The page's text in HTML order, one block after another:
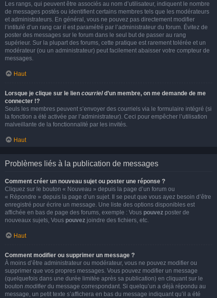
Les rangs, qui peuvent être associés au nom d’utilisateur, indiquent le nombre
de messages postés ou identifient certains membres tels que les modérateurs
et administrateurs. En général, vous ne pouvez pas directement modifier
l’intitulé d’un rang car il est paramétré par l’administrateur du forum. Évitez de
poster des messages sur le forum dans le seul but de passer au rang
supérieur. Sur la plupart des forums, cette pratique est rarement tolérée et un
modérateur (ou un administrateur) peut facilement abaisser votre compteur de
messages.
Haut
Lorsque je clique sur le lien courrield’un membre, on me demande de me
connecter !?
Seuls les membres peuvent s’envoyer des courriels via le formulaire intégré (si
la fonction a été activée par l’administrateur). Ceci pour empêcher l’utilisation
malveillante de la fonctionnalité par les invités.
Haut
Problèmes liés à la publication de messages
Comment créer un nouveau sujet ou poster une réponse ?
Cliquez sur le bouton « Nouveau » depuis la page d’un forum ou
« Répondre » depuis la page d’un sujet. Il se peut que vous ayez besoin d’être
enregistré pour écrire un message. Une liste des options disponibles est
affichée en bas de page des forums, exemple : Vous pouvez poster de
nouveaux sujets, Vous pouvez joindre des fichiers, etc.
Haut
Comment modifier ou supprimer un message ?
À moins d’être administrateur ou modérateur, vous ne pouvez modifier ou
supprimer que vos propres messages. Vous pouvez modifier un message
(quelquefois dans une durée limitée après sa publication) en cliquant sur le
bouton modifierdu message correspondant. Si quelqu’un a déjà répondu au
message, un petit texte s’affichera en bas du message indiquant qu’il a été